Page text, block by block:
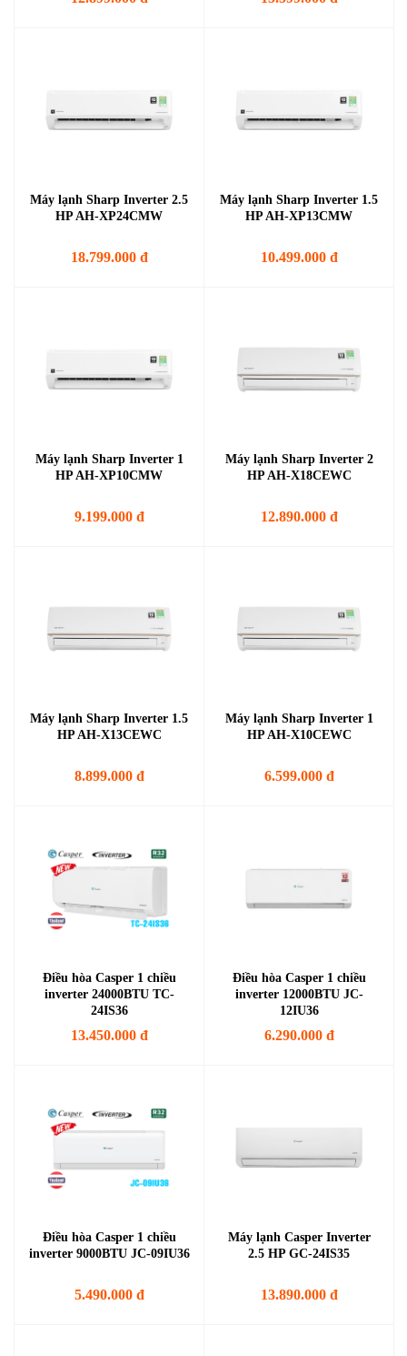
Máy lạnh Sharp Inverter 2.5
HP AH-XP24CMW
18.799.000 đ
Máy lạnh Sharp Inverter 1.5
HP AH-XP13CMW
10.499.000 đ
Máy lạnh Sharp Inverter 1
HP AH-XP10CMW
9.199.000 đ
Máy lạnh Sharp Inverter 2
HP AH-X18CEWC
12.890.000 đ
Máy lạnh Sharp Inverter 1.5
HP AH-X13CEWC
8.899.000 đ
Máy lạnh Sharp Inverter 1
HP AH-X10CEWC
6.599.000 đ
Điều hòa Casper 1 chiều
inverter 24000BTU TC-
24IS36
13.450.000 đ
Điều hòa Casper 1 chiều
inverter 12000BTU JC-
12IU36
6.290.000 đ
Điều hòa Casper 1 chiều
inverter 9000BTU JC-09IU36
5.490.000 đ
Máy lạnh Casper Inverter
2.5 HP GC-24IS35
13.890.000 đ